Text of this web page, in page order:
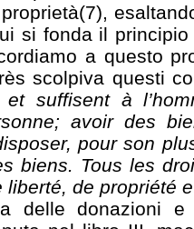
si fonda il
a questo
scolpiva questi
et suffisent à
avoir des
pour son
biens. Tous les
liberté, de propriété
delle donazioni